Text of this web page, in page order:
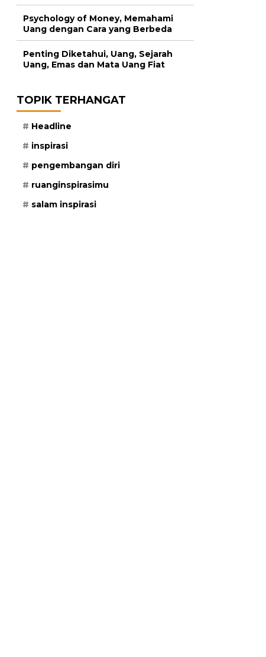
Psychology of Money, Memahami
Uang dengan Cara yang Berbeda
Penting Diketahui, Uang, Sejarah
Uang, Emas dan Mata Uang Fiat
TOPIK TERHANGAT
Headline
inspirasi
pengembangan diri
ruanginspirasimu
salam inspirasi